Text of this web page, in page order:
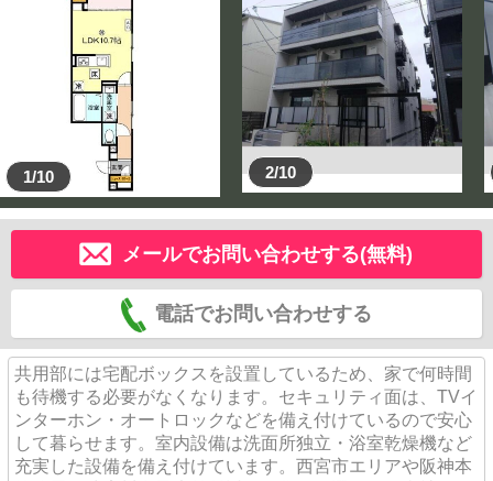
1/10 2/10
メールでお問い合わせする(無料)
電話でお問い合わせする
共用部には宅配ボックスを設置しているため、家で何時間
も待機する必要がなくなります。セキュリティ面は、TVイ
ンターホン・オートロックなどを備え付けているので安心
して暮らせます。室内設備は洗面所独立・浴室乾燥機など
充実した設備を備え付けています。西宮市エリアや阪神本